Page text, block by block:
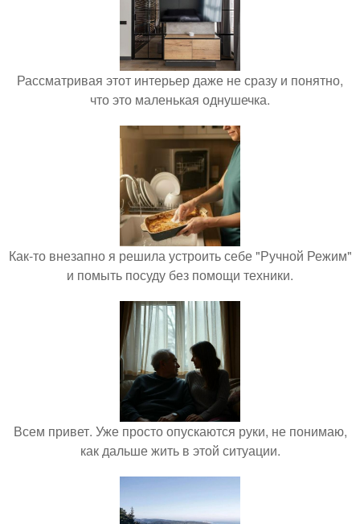
Рассматривая этот интерьер даже не сразу и понятно,
что это маленькая однушечка.
Как-то внезапно я решила устроить себе "Ручной Режим"
и помыть посуду без помощи техники.
Всем привет. Уже просто опускаются руки, не понимаю,
как дальше жить в этой ситуации.